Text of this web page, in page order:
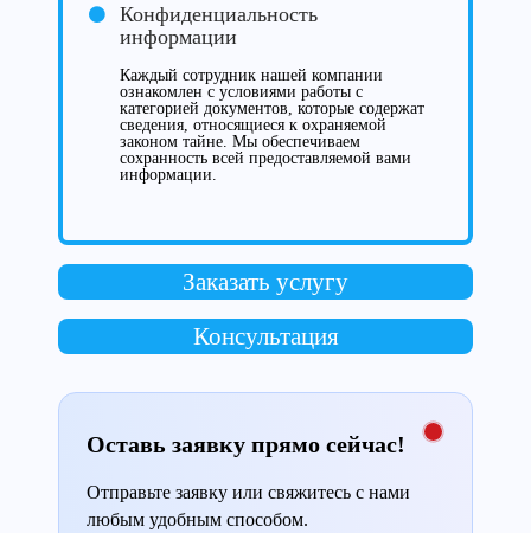
Конфиденциальность
информации
Каждый сотрудник нашей компании
ознакомлен с условиями работы с
категорией документов, которые содержат
сведения, относящиеся к охраняемой
законом тайне. Мы обеспечиваем
сохранность всей предоставляемой вами
информации.
Заказать услугу
Консультация
Оставь заявку прямо сейчас!
Отправьте заявку или свяжитесь с нами
любым удобным способом.